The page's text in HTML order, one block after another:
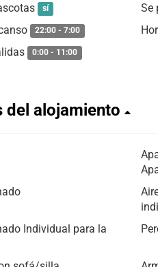
sí Se
22:00 - 7:00
0:00 - 11:00
del alojamiento
Individual para la